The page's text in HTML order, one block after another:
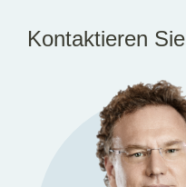
Kontaktieren Sie